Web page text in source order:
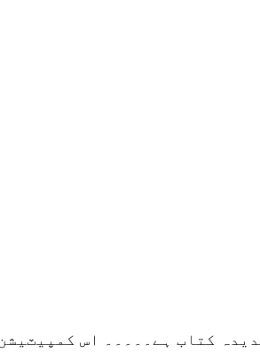
کتاب ہے۔۔۔۔۔ اس